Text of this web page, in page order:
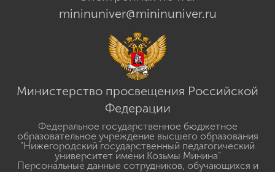
mininuniver@mininuniver.ru
Министерство просвещения Российской
Федерации
Федеральное государственное бюджетное
образовательное учреждение высшего образования
"Нижегородский государственный педагогический
университет имени Козьмы Минина"
Персональные данные сотрудников, обучающихся и